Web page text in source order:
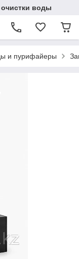
воды
и пурифайеры